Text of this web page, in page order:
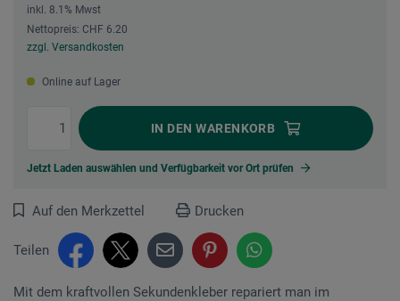
inkl. 8.1% Mwst
Nettopreis: CHF 6.20
zzgl. Versandkosten
Online auf Lager
IN DEN WARENKORB
Jetzt Laden auswählen und Verfügbarkeit vor Ort prüfen
Auf den Merkzettel Drucken
Teilen
Mit dem kraftvollen Sekundenkleber repariert man im